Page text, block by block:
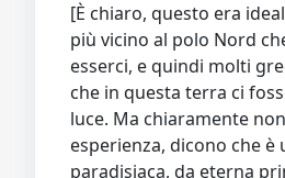
[È chiaro, questo era
più vicino al polo Nord
esserci, e quindi molti
che in questa terra ci
luce. Ma chiaramente
esperienza, dicono che è
paradisiaca, da eterna